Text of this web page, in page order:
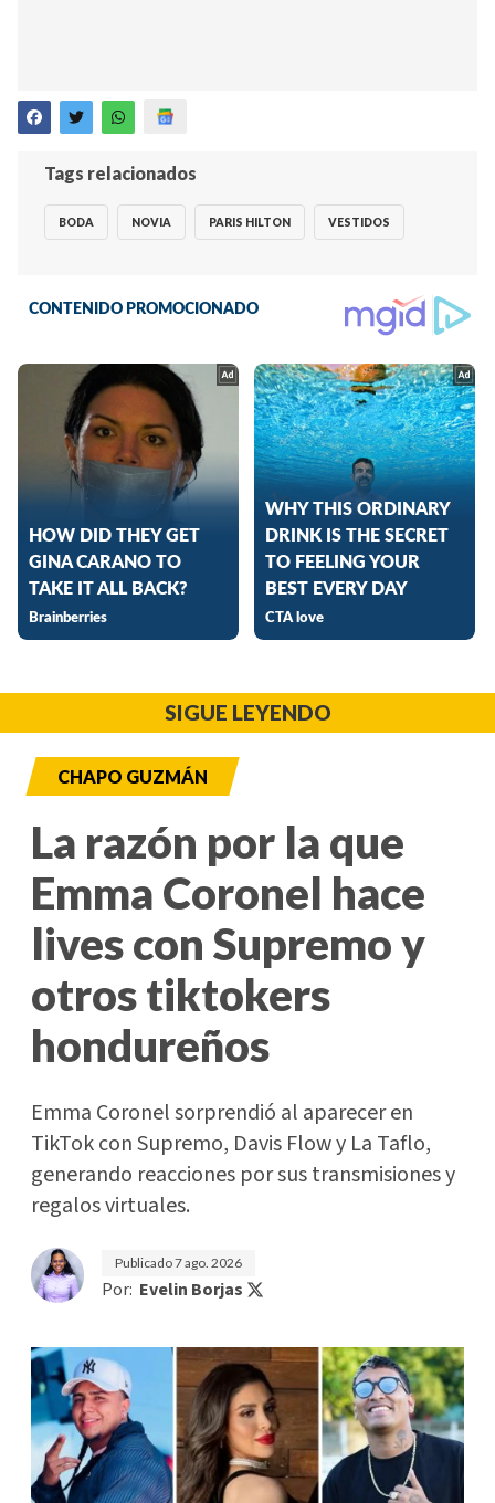
Tags relacionados
BODA NOVIA PARIS HILTON VESTIDOS
SIGUE LEYENDO
CHAPO GUZMÁN
La razón por la que
Emma Coronel hace
lives con Supremo y
otros tiktokers
hondureños
Emma Coronel sorprendió al aparecer en
TikTok con Supremo, Davis Flow y La Taflo,
generando reacciones por sus transmisiones y
regalos virtuales.
Publicado7 ago. 2026
Por: Evelin Borjas